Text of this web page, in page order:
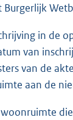
Burgerlijk
in de
van
van de
aan de